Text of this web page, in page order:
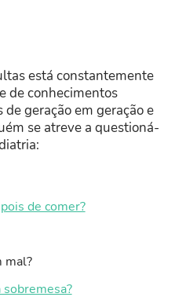
está constantemente
de conhecimentos
geração em geração e
se atreve a questioná-
de comer?
mal?